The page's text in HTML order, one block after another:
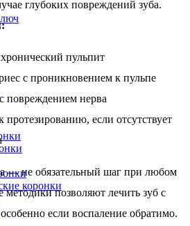
коронки
глубоких повреждений зуба.
пульпит
с проникновением к пульпе
повреждением нерва
протезированию, если отсутствует
— не обязательный шаг при любом
позволяют лечить зуб с
если воспаление обратимо.